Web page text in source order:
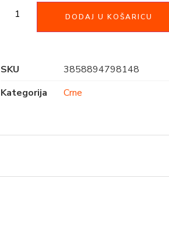
DODAJ U KOŠARICU
SKU
3858894798148
Kategorija
Crne